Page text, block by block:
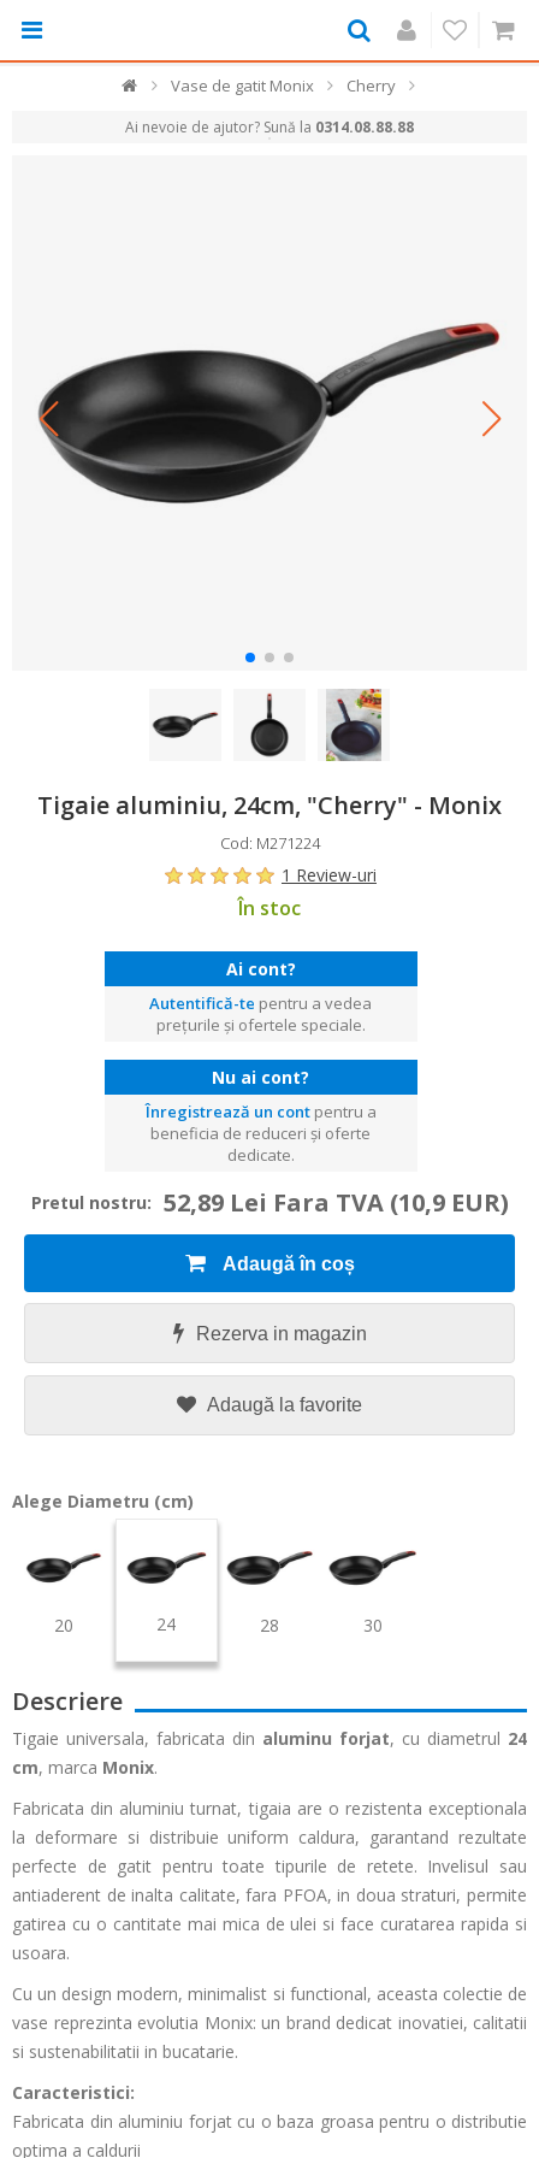
Vase de gatit Monix Cherry
Ai nevoie de ajutor? Sună la 0314.08.88.88
Tigaie aluminiu, 24cm, "Cherry" - Monix
Cod: M271224
1 Review-uri
În stoc
Ai cont?
Autentifică-te pentru a vedea
prețurile și ofertele speciale.
Nu ai cont?
Înregistrează un contpentru a
beneficia de reduceri și oferte
dedicate.
Pretul nostru: 52,89 Lei Fara TVA (10,9 EUR)
Adaugă în coș
Rezerva in magazin
Adaugă la favorite
Alege Diametru (cm)
20 24 28 30
Descriere
Tigaie universala, fabricata din aluminu forjat, cu diametrul 24
cm, marca Monix.
Fabricata din aluminiu turnat, tigaia are o rezistenta exceptionala
la deformare si distribuie uniform caldura, garantand rezultate
perfecte de gatit pentru toate tipurile de retete. Invelisul sau
antiaderent de inalta calitate, fara PFOA, in doua straturi, permite
gatirea cu o cantitate mai mica de ulei si face curatarea rapida si
usoara.
Cu un design modern, minimalist si functional, aceasta colectie de
vase reprezinta evolutia Monix: un brand dedicat inovatiei, calitatii
si sustenabilitatii in bucatarie.
Caracteristici:
Fabricata din aluminiu forjat cu o baza groasa pentru o distributie
optima a caldurii